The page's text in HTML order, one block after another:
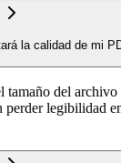
la calidad de mi
del
perder legibilidad